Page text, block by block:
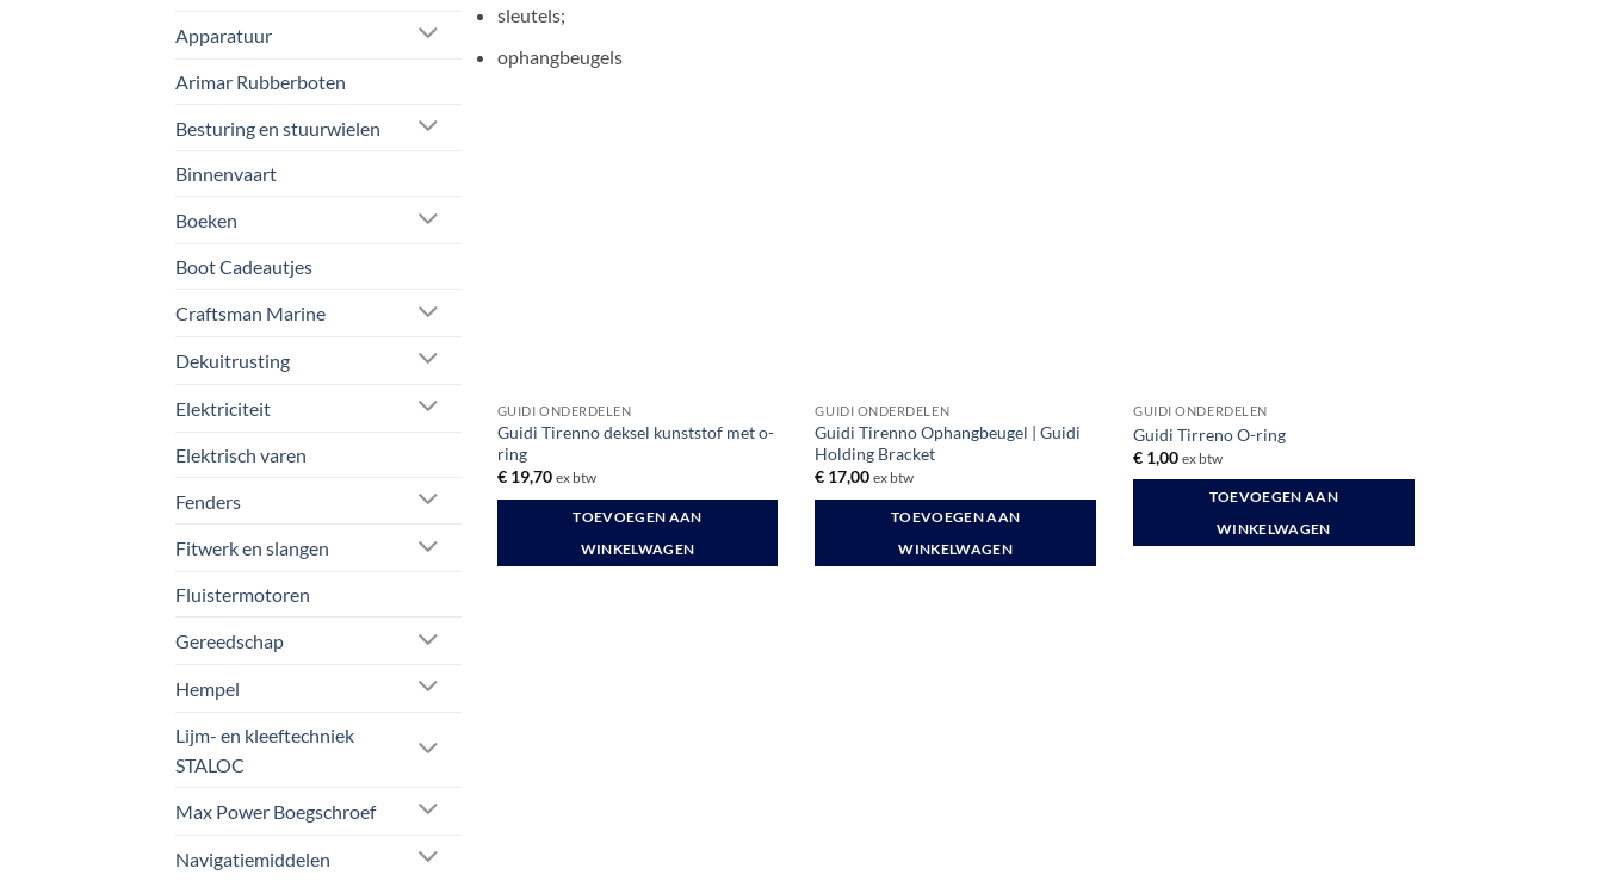
Apparatuur
Arimar Rubberboten
Besturing en stuurwielen
Binnenvaart
Boeken
Boot Cadeautjes
Craftsman Marine
Dekuitrusting
Elektriciteit
Elektrisch varen
Fenders
Fitwerk en slangen
Fluistermotoren
Gereedschap
Hempel
Lijm- en kleeftechniek
STALOC
Max Power Boegschroef
Navigatiemiddelen
sleutels;
ophangbeugels
GUIDI ONDERDELEN
Guidi Tirenno deksel kunststof met o-
ring
€19,70 ex btw
TOEVOEGEN AAN
WINKELWAGEN
GUIDI ONDERDELEN
Guidi Tirenno Ophangbeugel | Guidi
Holding Bracket
€ 17,00 ex btw
TOEVOEGEN AAN
WINKELWAGEN
GUIDI ONDERDELEN
Guidi Tirreno O-ring
€ 1,00 ex btw
TOEVOEGEN AAN
WINKELWAGEN